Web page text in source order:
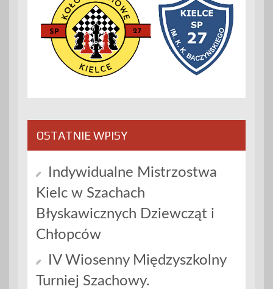
OSTATNIE WPISY
Indywidualne Mistrzostwa
Kielc w Szachach
Błyskawicznych Dziewcząt i
Chłopców
IV Wiosenny Międzyszkolny
Turniej Szachowy.